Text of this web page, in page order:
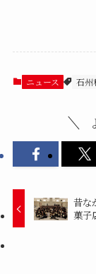
ニュース 石州
昔な
菓子